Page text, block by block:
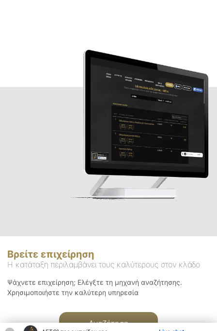
Βρείτε επιχείρηση
Η κατάταξη περιλαμβάνει τους καλύτερους στον κλάδο
Ψάχνετε επιχείρηση; Ελέγξτε τη μηχανή αναζήτησης.
Χρησιμοποιήστε την καλύτερη υπηρεσία
Αναζήτηση